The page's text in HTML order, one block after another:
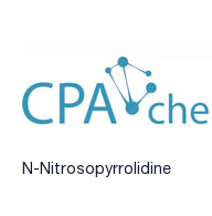
N-Nitrosopyrrolidine